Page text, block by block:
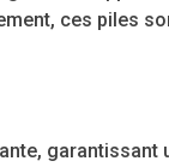
ces piles
garantissant